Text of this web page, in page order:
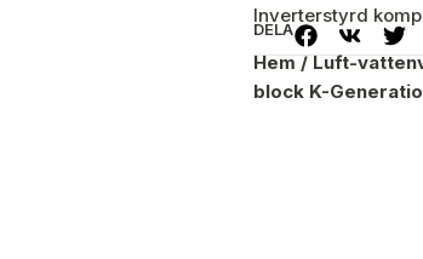
Inverterstyrd
DELA
Hem/Luft-
block K-